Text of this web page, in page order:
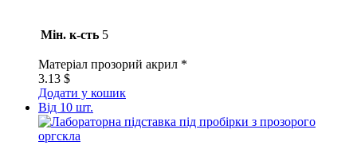
Мін. к-сть 5
Матеріал прозорий акрил *
3.13 $
Додати у кошик
Від 10 шт.